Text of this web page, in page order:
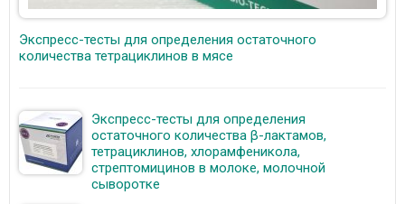
Экспресс-тесты для определения остаточного
количества тетрациклинов в мясе
Экспресс-тесты для определения
остаточного количества β-лактамов,
тетрациклинов, хлорамфеникола,
стрептомицинов в молоке, молочной
сыворотке